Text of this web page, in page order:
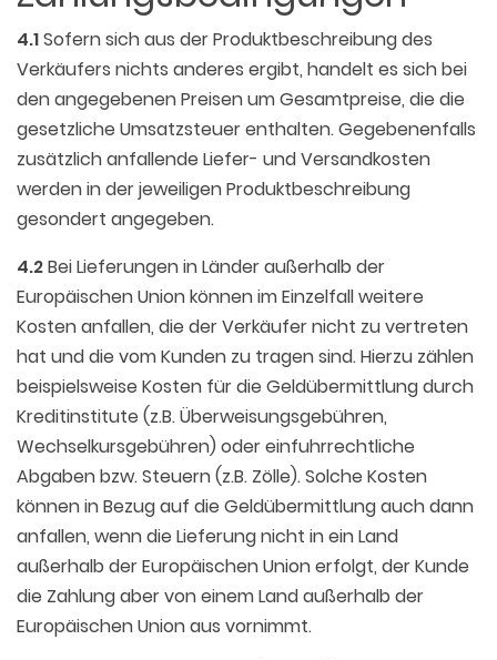
4.1Sofern sich aus der Produktbeschreibung des
Verkäufers nichts anderes ergibt, handelt es sich bei
den angegebenen Preisen um Gesamtpreise, die die
gesetzliche Umsatzsteuer enthalten. Gegebenenfalls
zusätzlich anfallende Liefer- und Versandkosten
werden in der jeweiligen Produktbeschreibung
gesondert angegeben.
4.2Bei Lieferungen in Länder außerhalb der
Europäischen Union können im Einzelfall weitere
Kosten anfallen, die der Verkäufer nicht zu vertreten
hat und die vom Kunden zu tragen sind. Hierzu zählen
beispielsweise Kosten für die Geldübermittlung durch
Kreditinstitute (z.B. Überweisungsgebühren,
Wechselkursgebühren) oder einfuhrrechtliche
Abgaben bzw. Steuern (z.B. Zölle). Solche Kosten
können in Bezug auf die Geldübermittlung auch dann
anfallen, wenn die Lieferung nicht in ein Land
außerhalb der Europäischen Union erfolgt, der Kunde
die Zahlung aber von einem Land außerhalb der
Europäischen Union aus vornimmt.